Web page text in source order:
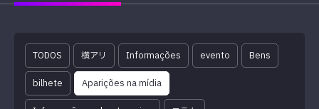
TODOS 横アリ Informações evento Bens
bilhete Aparições na mídia